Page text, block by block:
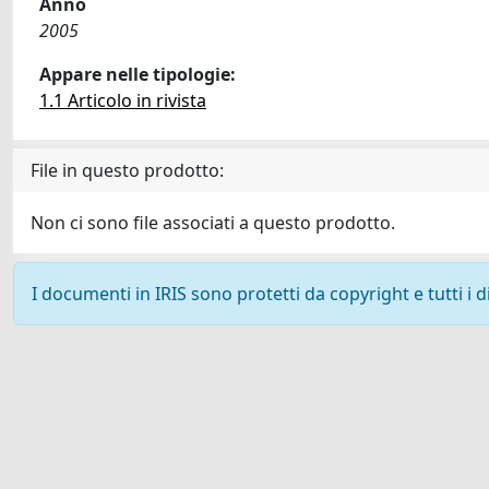
2005
Appare nelle tipologie:
1.1 Articolo in rivista
File in questo prodotto:
Non ci sono file associati a questo prodotto.
I documenti in IRIS sono protetti da copyright e tutti i